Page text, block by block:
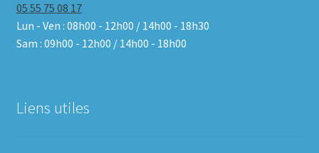
05 55 75 08 17
Lun - Ven : 08h00 - 12h00 / 14h00 - 18h30
Sam : 09h00 - 12h00 / 14h00 - 18h00
Liens utiles